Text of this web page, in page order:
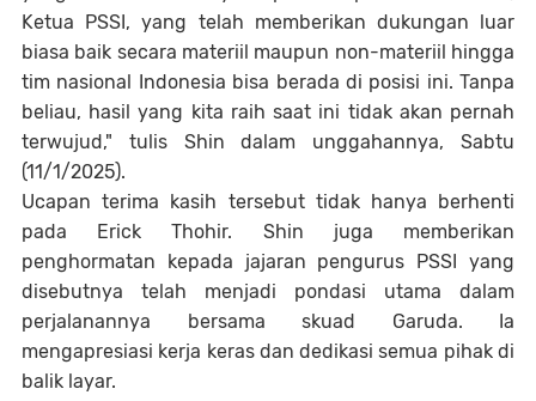
Ketua PSSI, yang telah memberikan dukungan luar
biasa baik secara materiil maupun non-materiil hingga
tim nasional Indonesia bisa berada di posisi ini. Tanpa
beliau, hasil yang kita raih saat ini tidak akan pernah
terwujud," tulis Shin dalam unggahannya, Sabtu
(11/1/2025).
Ucapan terima kasih tersebut tidak hanya berhenti
pada Erick Thohir. Shin juga memberikan
penghormatan kepada jajaran pengurus PSSI yang
disebutnya telah menjadi pondasi utama dalam
perjalanannya bersama skuad Garuda. Ia
mengapresiasi kerja keras dan dedikasi semua pihak di
balik layar.